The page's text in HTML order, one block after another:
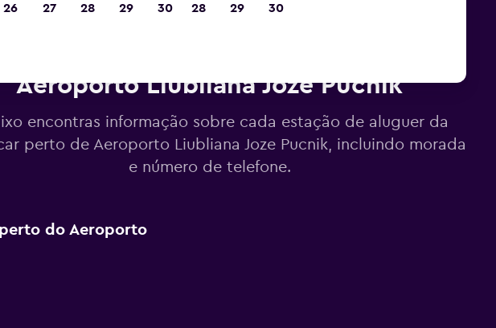
Aeroporto Liubliana Joze Pucnik
encontras informação sobre cada estação de aluguer da
perto de Aeroporto Liubliana Joze Pucnik, incluindo morada
e número de telefone.
do Aeroporto
26 27 28 29 30 28 29 30